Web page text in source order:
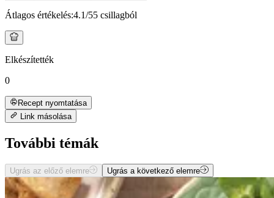
Átlagos értékelés:4.1/55 csillagból
Elkészítették
0
Recept nyomtatása
Link másolása
További témák
Ugrás az előző elemre Ugrás a következő elemre